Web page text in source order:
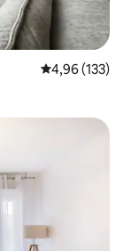
Średnia
4,96 (133)